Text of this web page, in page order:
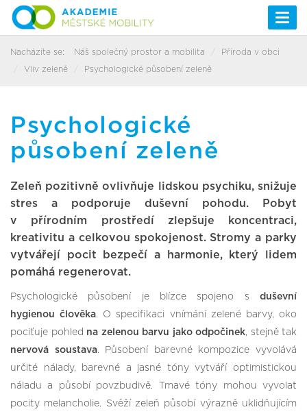
Nacházíte se: Náš společný prostor a mobilita Příroda v obci
Vliv zeleně Psychologické působení zeleně
Psychologické
působení zeleně
Zeleň pozitivně ovlivňuje lidskou psychiku, snižuje
stres a podporuje duševní pohodu. Pobyt
v přírodním prostředí zlepšuje koncentraci,
kreativitu a celkovou spokojenost. Stromy a parky
vytvářejí pocit bezpečí a harmonie, který lidem
pomáhá regenerovat.
Psychologické působení je blízce spojeno s duševní
hygienou člověka. O specifikaci vnímání zelené barvy, oko
pociťuje pohled na zelenou barvu jako odpočinek, stejně tak
nervová soustava. Působení barevné kompozice vyvolává
určité nálady, barevné a jasné tóny vytváří optimistickou
náladu a působí povzbudivě. Tmavé tóny mohou vyvolat
pocity melancholie. Svěží zeleň působí výrazně uklidňujícím